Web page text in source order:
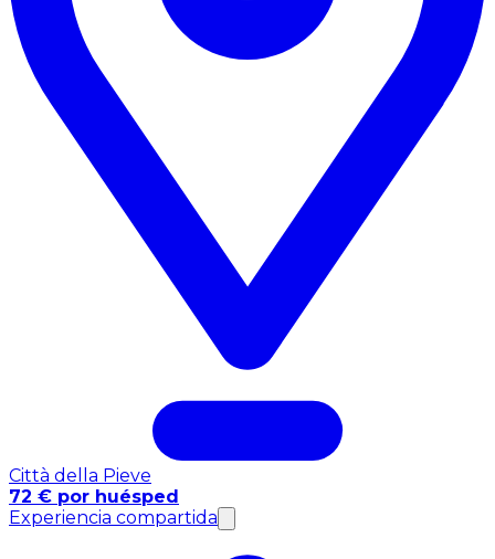
Città della Pieve
72 € por huésped
Experiencia compartida